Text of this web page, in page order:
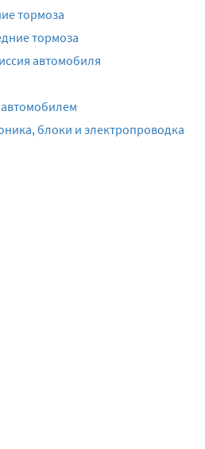
тормоза
тормоза
автомобиля
автомобилем
блоки и электропроводка